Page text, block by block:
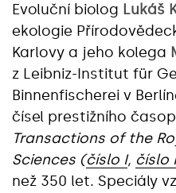
Evoluční biolog Lukáš
ekologie
Karlovy a jeho kolega
z Leibniz-Institut für
Binnenfischerei v
čísel prestižního
Transactions of the
Sciences (číslo I, číslo
než 350 let. Speciály